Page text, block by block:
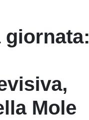
giornata:
Mole